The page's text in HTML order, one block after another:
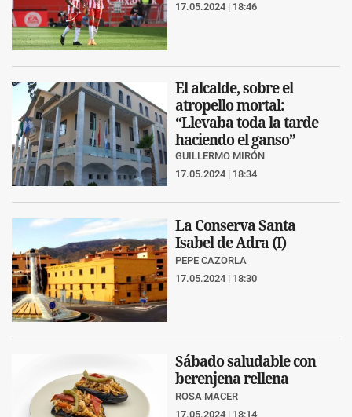
17.05.2024 | 18:46
El alcalde, sobre el
atropello mortal:
“Llevaba toda la tarde
haciendo el ganso”
GUILLERMO MIRÓN
17.05.2024 | 18:34
La Conserva Santa
Isabel de Adra (I)
PEPE CAZORLA
17.05.2024 | 18:30
Sábado saludable con
berenjena rellena
ROSA MACER
17.05.2024 | 18:14